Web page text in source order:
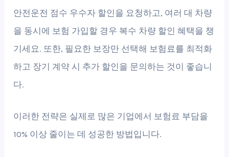
안전운전 점수 우수자 할인을 요청하고, 여러 대 차량
을 동시에 보험 가입할 경우 복수 차량 할인 혜택을 챙
기세요. 또한, 필요한 보장만 선택해 보험료를 최적화
하고 장기 계약 시 추가 할인을 문의하는 것이 좋습니
다.
이러한 전략은 실제로 많은 기업에서 보험료 부담을
10% 이상 줄이는 데 성공한 방법입니다.